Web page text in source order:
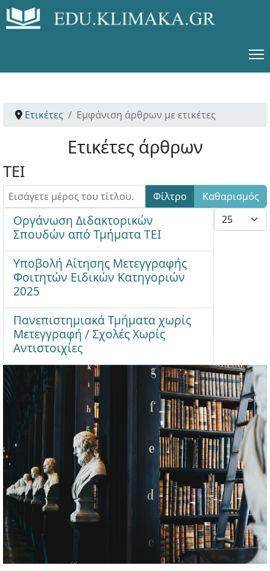
Ετικέτες Εμφάνιση άρθρων με ετικέτες
Ετικέτες άρθρων
ΤΕΙ
Εισάγετε μέρος του τίτλου. Φίλτρο
Καθαρισμός
Εμφάνιση #
Οργάνωση Διδακτορικών
Σπουδών από Τμήματα ΤΕΙ
Υποβολή Αίτησης Μετεγγραφής
Φοιτητών Ειδικών Κατηγοριών
2025
Πανεπιστημιακά Τμήματα χωρίς
Μετεγγραφή / Σχολές Χωρίς
Αντιστοιχίες